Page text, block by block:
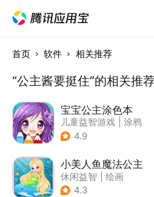
首页 软件 相关推荐
“公主酱要挺住”的相关推
宝宝公主涂色本
儿童益智游戏
涂鸦
4.9
小美人鱼魔法公主
休闲益智
绘画
| 儿童游戏
4.3